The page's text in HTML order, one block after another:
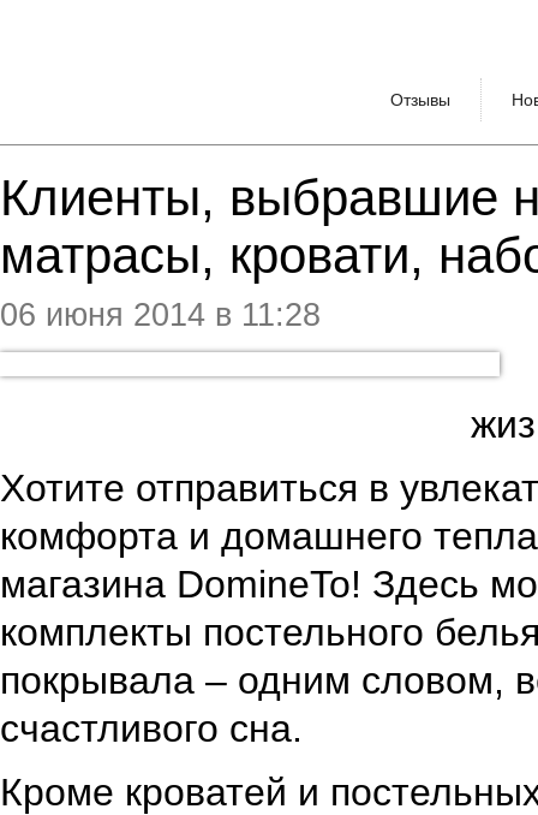
Отзывы
Клиенты, выбравшие
матрасы, кровати,
06 июня 2014 в 11:28
Хотите отправиться в
комфорта и домашнего
магазина DomineTo! Здесь
комплекты постельного
покрывала – одним словом,
счастливого сна.
Кроме кроватей и